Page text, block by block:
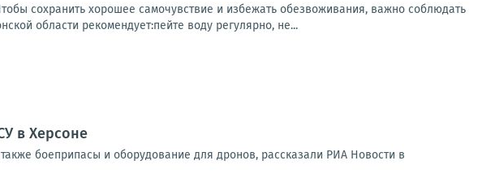
сохранить хорошее самочувствие и избежать обезвоживания, важно соблюдать
области рекомендует:пейте воду регулярно, не...
в Херсоне
боеприпасы и оборудование для дронов, рассказали РИА Новости в